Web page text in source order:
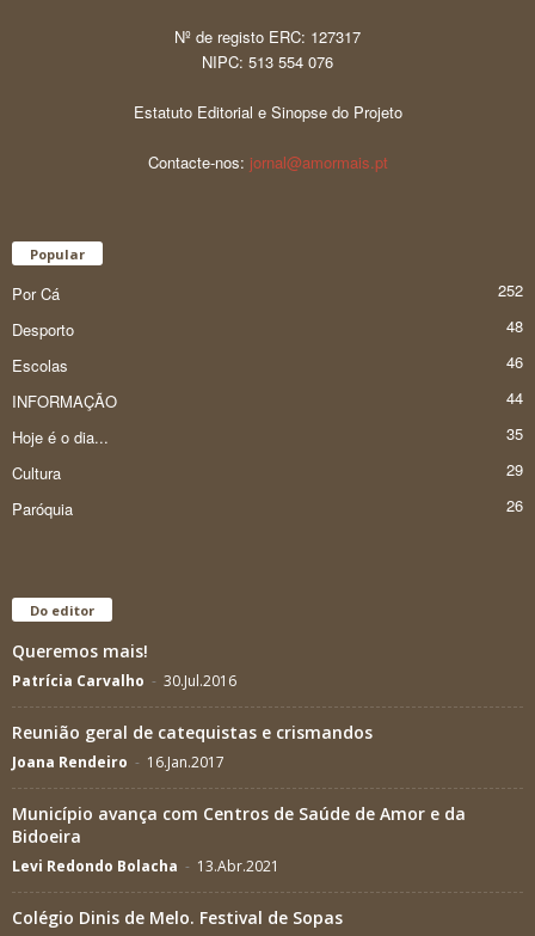
Nº de registo ERC: 127317
NIPC: 513 554 076
Estatuto Editorial e Sinopse do Projeto
Contacte-nos: jornal@amormais.pt
Popular
Por Cá
252
Desporto
48
Escolas
46
INFORMAÇÃO
44
Hoje é o dia...
35
Cultura
29
Paróquia
26
Do editor
Queremos mais!
Patrícia Carvalho - 30.Jul.2016
Reunião geral de catequistas e crismandos
Joana Rendeiro - 16.Jan.2017
Município avança com Centros de Saúde de Amor e da
Bidoeira
Levi Redondo Bolacha - 13.Abr.2021
Colégio Dinis de Melo. Festival de Sopas